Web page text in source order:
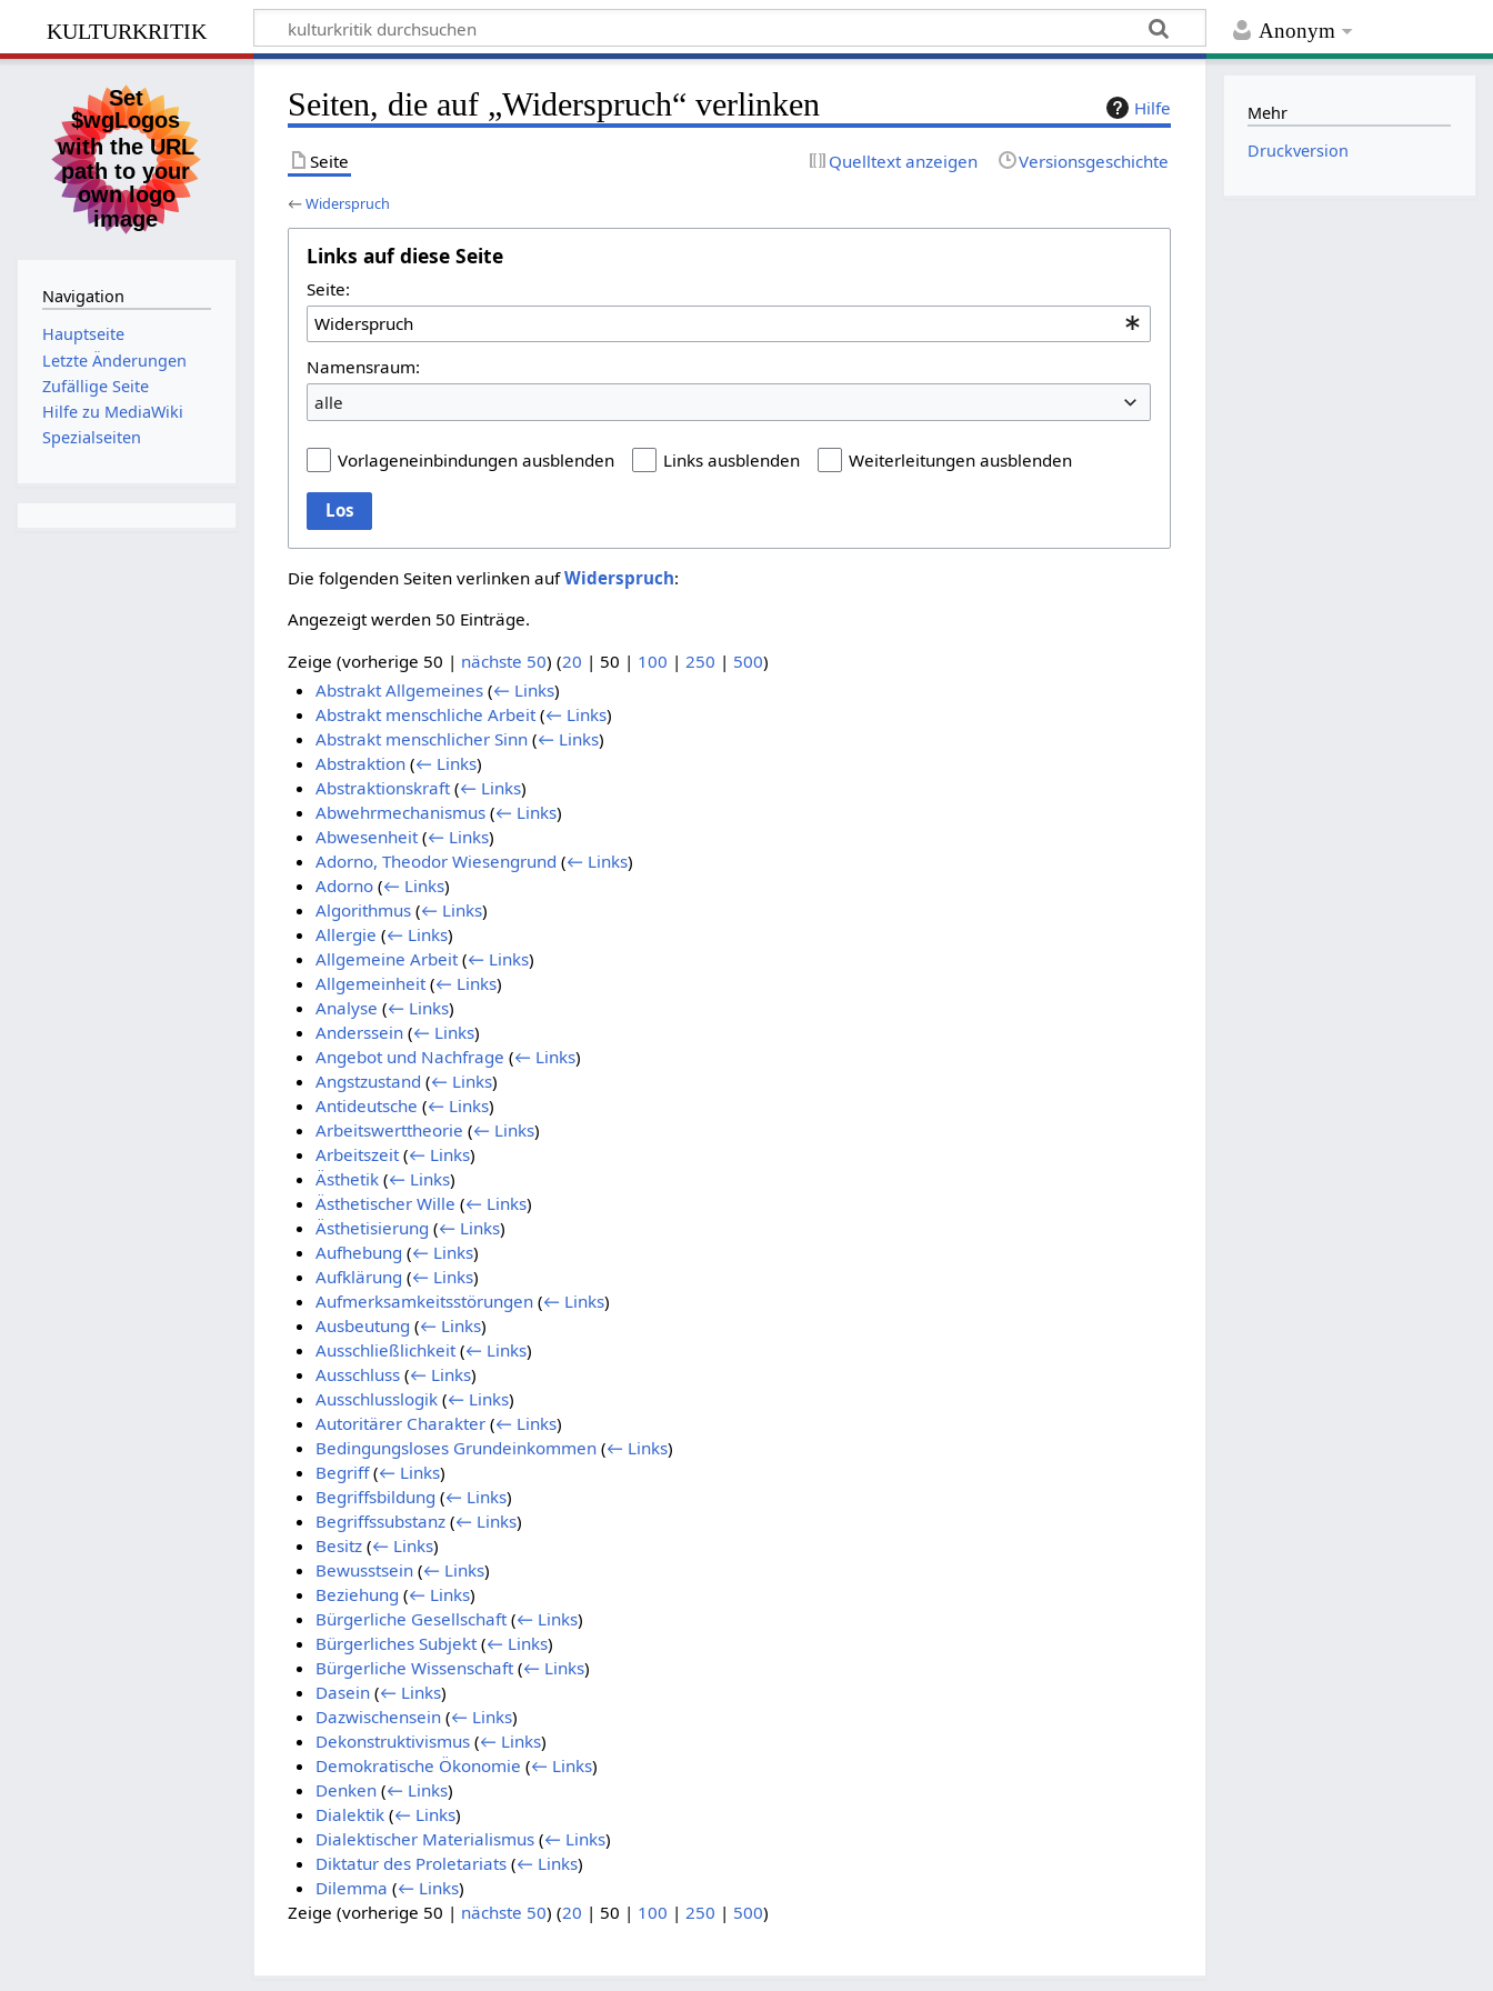
Anonym
kulturkritik
Hilfe
Seiten, die auf „Widerspruch“ verlinken
Seite Quelltext anzeigen Versionsgeschichte
←Widerspruch
Links auf diese Seite
Seite:
Namensraum:
alle
Vorlageneinbindungen ausblenden Links ausblenden Weiterleitungen ausblenden
Los
Die folgenden Seiten verlinken aufWiderspruch:
Angezeigt werden 50 Einträge.
Zeige (vorherige 50 | nächste 50) (20 | 50 | 100 | 250 | 500)
Abstrakt Allgemeines (← Links)
Abstrakt menschliche Arbeit (← Links)
Abstrakt menschlicher Sinn (← Links)
Abstraktion (← Links)
Abstraktionskraft (← Links)
Abwehrmechanismus (← Links)
Abwesenheit (← Links)
Adorno, Theodor Wiesengrund (← Links)
Adorno (← Links)
Algorithmus (← Links)
Allergie (← Links)
Allgemeine Arbeit (← Links)
Allgemeinheit (← Links)
Analyse (← Links)
Anderssein (← Links)
Angebot und Nachfrage (← Links)
Angstzustand (← Links)
Antideutsche (← Links)
Arbeitswerttheorie (← Links)
Arbeitszeit (← Links)
Ästhetik (← Links)
Ästhetischer Wille (← Links)
Ästhetisierung (← Links)
Aufhebung (← Links)
Aufklärung (← Links)
Aufmerksamkeitsstörungen (← Links)
Ausbeutung (← Links)
Ausschließlichkeit (← Links)
Ausschluss (← Links)
Ausschlusslogik (← Links)
Autoritärer Charakter (← Links)
Bedingungsloses Grundeinkommen (← Links)
Begriff (← Links)
Begriffsbildung (← Links)
Begriffssubstanz (← Links)
Besitz (← Links)
Bewusstsein (← Links)
Beziehung (← Links)
Bürgerliche Gesellschaft (← Links)
Bürgerliches Subjekt (← Links)
Bürgerliche Wissenschaft (← Links)
Dasein (← Links)
Dazwischensein (← Links)
Dekonstruktivismus (← Links)
Demokratische Ökonomie (← Links)
Denken (← Links)
Dialektik (← Links)
Dialektischer Materialismus (← Links)
Diktatur des Proletariats (← Links)
Dilemma (← Links)
Zeige (vorherige 50 | nächste 50) (20 | 50 | 100 |250 | 500)
Navigation
Hauptseite
Letzte Änderungen
Zufällige Seite
Hilfe zu MediaWiki
Spezialseiten
Mehr
Druckversion